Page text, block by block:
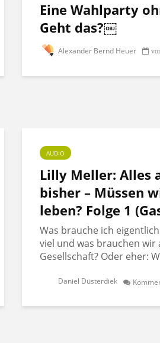
Eine Wahlparty
Geht das?￼
Alexander Bernd Heuer
AUDIO
Lilly Meller: Alles
bisher – Müssen
leben? Folge 1
Was brauche ich
viel und was brauchen wir
Gesellschaft? Oder eher:
Daniel Düsterdiek